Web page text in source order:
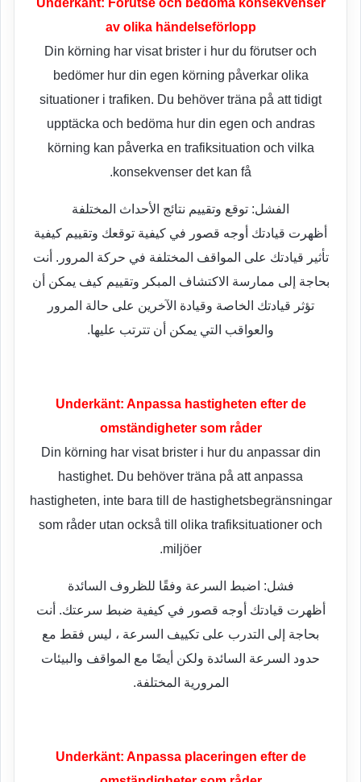
Underkänt: Förutse och bedöma konsekvenser
av olika händelseförlopp
Din körning har visat brister i hur du förutser och
bedömer hur din egen körning påverkar olika
situationer i trafiken. Du behöver träna på att tidigt
upptäcka och bedöma hur din egen och andras
körning kan påverka en trafiksituation och vilka
konsekvenser det kan få.
الفشل: توقع وتقييم نتائج الأحداث المختلفة
أظهرت قيادتك أوجه قصور في كيفية توقعك وتقييم كيفية
تأثير قيادتك على المواقف المختلفة في حركة المرور. أنت
بحاجة إلى ممارسة الاكتشاف المبكر وتقييم كيف يمكن أن
تؤثر قيادتك الخاصة وقيادة الآخرين على حالة المرور
والعواقب التي يمكن أن تترتب عليها.
Underkänt: Anpassa hastigheten efter de
omständigheter som råder
Din körning har visat brister i hur du anpassar din
hastighet. Du behöver träna på att anpassa
hastigheten, inte bara till de hastighetsbegränsningar
som råder utan också till olika trafiksituationer och
miljöer.
فشل: اضبط السرعة وفقًا للظروف السائدة
أظهرت قيادتك أوجه قصور في كيفية ضبط سرعتك. أنت
بحاجة إلى التدرب على تكييف السرعة ، ليس فقط مع
حدود السرعة السائدة ولكن أيضًا مع المواقف والبيئات
المرورية المختلفة.
Underkänt: Anpassa placeringen efter de